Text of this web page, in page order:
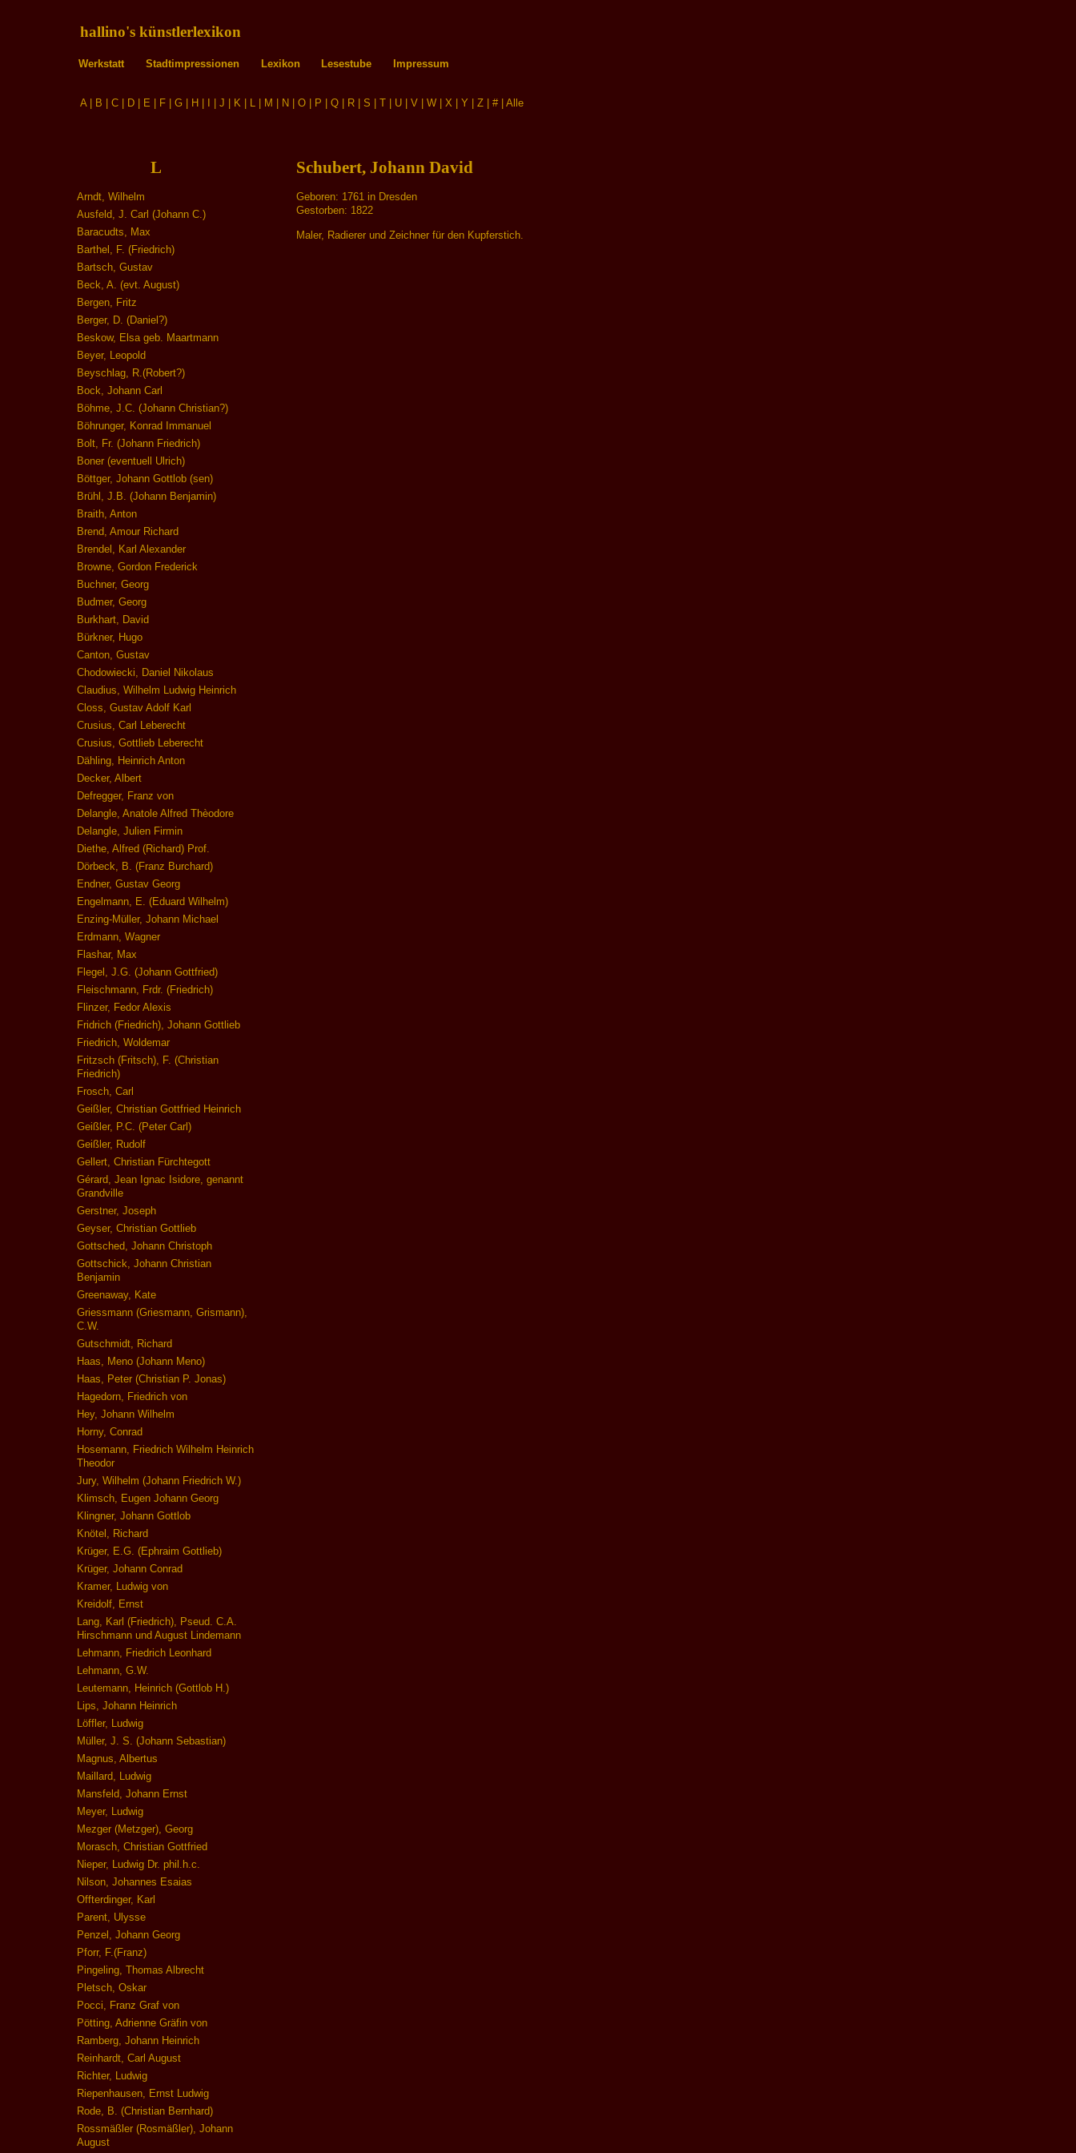
hallino's künstlerlexikon
Werkstatt Stadtimpressionen Lexikon Lesestube Impressum
A| B C D E F G H J K L M N O P Q R S T U V W X Y Z #| Alle
L
Arndt, Wilhelm
Ausfeld, J. Carl (Johann C.)
Baracudts, Max
Barthel, F. (Friedrich)
Bartsch, Gustav
Beck, A. (evt. August)
Bergen, Fritz
Berger, D. (Daniel?)
Beskow, Elsa geb. Maartmann
Beyer, Leopold
Beyschlag, R.(Robert?)
Bock, Johann Carl
Böhme, J.C. (Johann Christian?)
Böhrunger, Konrad Immanuel
Bolt, Fr. (Johann Friedrich)
Boner (eventuell Ulrich)
Böttger, Johann Gottlob (sen)
Brühl, J.B. (Johann Benjamin)
Braith, Anton
Brend, Amour Richard
Brendel, Karl Alexander
Browne, Gordon Frederick
Buchner, Georg
Budmer, Georg
Burkhart, David
Bürkner, Hugo
Canton, Gustav
Chodowiecki, Daniel Nikolaus
Claudius, Wilhelm Ludwig Heinrich
Closs, Gustav Adolf Karl
Crusius, Carl Leberecht
Crusius, Gottlieb Leberecht
Dähling, Heinrich Anton
Decker, Albert
Defregger, Franz von
Delangle, Anatole Alfred Thèodore
Delangle, Julien Firmin
Diethe, Alfred (Richard) Prof.
Dörbeck, B. (Franz Burchard)
Endner, Gustav Georg
Engelmann, E. (Eduard Wilhelm)
Enzing-Müller, Johann Michael
Erdmann, Wagner
Flashar, Max
Flegel, J.G. (Johann Gottfried)
Fleischmann, Frdr. (Friedrich)
Flinzer, Fedor Alexis
Fridrich (Friedrich), Johann Gottlieb
Friedrich, Woldemar
Fritzsch (Fritsch), F. (Christian
Friedrich)
Frosch, Carl
Geißler, Christian Gottfried Heinrich
Geißler, P.C. (Peter Carl)
Geißler, Rudolf
Gellert, Christian Fürchtegott
Gérard, Jean Ignac Isidore, genannt
Grandville
Gerstner, Joseph
Geyser, Christian Gottlieb
Gottsched, Johann Christoph
Gottschick, Johann Christian
Benjamin
Greenaway, Kate
Griessmann (Griesmann, Grismann),
C.W.
Gutschmidt, Richard
Haas, Meno (Johann Meno)
Haas, Peter (Christian P. Jonas)
Hagedorn, Friedrich von
Hey, Johann Wilhelm
Horny, Conrad
Hosemann, Friedrich Wilhelm Heinrich
Theodor
Jury, Wilhelm (Johann Friedrich W.)
Klimsch, Eugen Johann Georg
Klingner, Johann Gottlob
Knötel, Richard
Krüger, E.G. (Ephraim Gottlieb)
Krüger, Johann Conrad
Kramer, Ludwig von
Kreidolf, Ernst
Lang, Karl (Friedrich), Pseud. C.A.
Hirschmann und August Lindemann
Lehmann, Friedrich Leonhard
Lehmann, G.W.
Leutemann, Heinrich (Gottlob H.)
Lips, Johann Heinrich
Löffler, Ludwig
Müller, J. S. (Johann Sebastian)
Magnus, Albertus
Maillard, Ludwig
Mansfeld, Johann Ernst
Meyer, Ludwig
Mezger (Metzger), Georg
Morasch, Christian Gottfried
Nieper, Ludwig Dr. phil.h.c.
Nilson, Johannes Esaias
Offterdinger, Karl
Parent, Ulysse
Penzel, Johann Georg
Pforr, F.(Franz)
Pingeling, Thomas Albrecht
Pletsch, Oskar
Pocci, Franz Graf von
Pötting, Adrienne Gräfin von
Ramberg, Johann Heinrich
Reinhardt, Carl August
Richter, Ludwig
Riepenhausen, Ernst Ludwig
Rode, B. (Christian Bernhard)
Rossmäßler (Rosmäßler), Johann
August
Schubert, Johann David
Geboren: 1761 in Dresden
Gestorben: 1822
Maler, Radierer und Zeichner für den Kupferstich.